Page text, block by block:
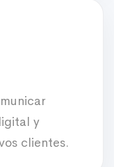
y
clientes.